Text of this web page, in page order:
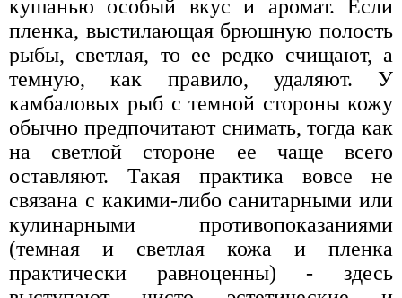
кушанью особый вкус и аромат. Если
пленка, выстилающая брюшную полость
рыбы, светлая, то ее редко счищают, а
темную, как правило, удаляют. У
камбаловых рыб с темной стороны кожу
обычно предпочитают снимать, тогда как
на светлой стороне ее чаще всего
оставляют. Такая практика вовсе не
связана с какими-либо санитарными или
кулинарными противопоказаниями
(темная и светлая кожа и пленка
практически равноценны) - здесь